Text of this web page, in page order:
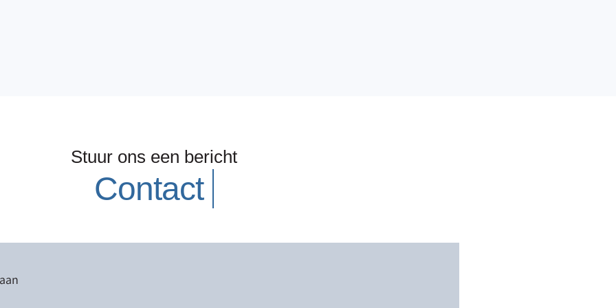
Stuur ons een bericht